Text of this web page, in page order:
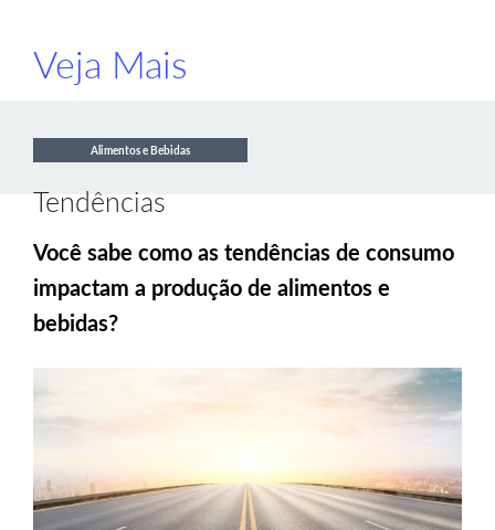
Veja Mais
Alimentos e Bebidas
Tendências
Você sabe como as tendências de consumo
impactam a produção de alimentos e
bebidas?